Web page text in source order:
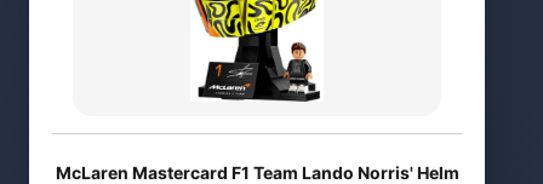
McLaren Mastercard F1 Team Lando Norris' Helm